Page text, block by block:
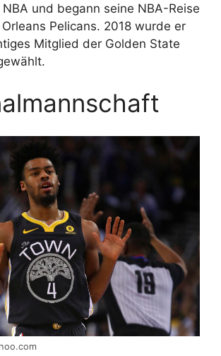
und begann seine NBA-Reise
Pelicans. 2018 wurde er
Mitglied der Golden State